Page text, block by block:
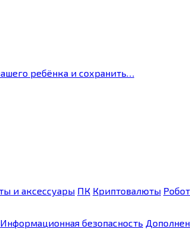
ребёнка и сохранить…
и аксессуары ПК Криптовалюты
Информационная безопасность